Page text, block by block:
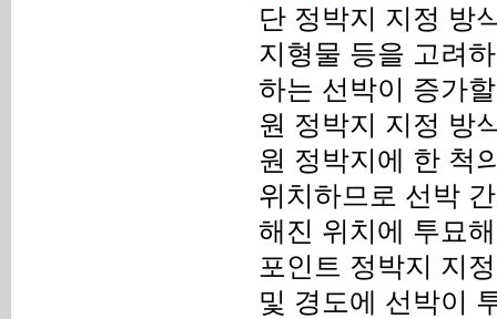
단 정박지 지정 방
지형물 등을 고려
하는 선박이 증가
원 정박지 지정 방
원 정박지에 한 척
위치하므로 선박
해진 위치에 투묘
포인트 정박지 지
및 경도에 선박이